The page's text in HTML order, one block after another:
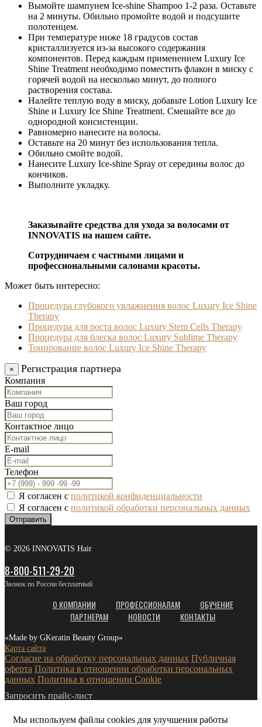
Вымойте шампунем Ice-shine Shampoo 1-2 раза. Оставьте
на 2 минуты. Обильно промойте водой и подсушите
полотенцем.
При температуре ниже 18 градусов состав
кристаллизуется из-за высокого содержания
компонентов. Перед каждым применением Luxury Ice
Shine Treatment необходимо поместить флакон в миску с
горячей водой на несколько минут, до полного
растворения состава.
Налейте теплую воду в миску, добавьте Lotion Luxury Ice
Shine и Luxury Ice Shine Treatment. Смешайте все до
однородной консистенции.
Равномерно нанесите на волосы.
Оставьте на 20 минут без использования тепла.
Обильно смойте водой.
Нанесите Luxury Ice-shine Spray от середины волос до
кончиков.
Выполните укладку.
Заказывайте средства для ухода за волосами от
INNOVATIS на нашем сайте.
Сотрудничаем с частными лицами и
профессиональными салонами красоты.
Может быть интересно:
Процедура глубокого увлажнения волос Luxury Ice Shine
Therapy
Процедура для роста волос Luxury Stem Cells Therapy
Процедура для блеска волос Luxury Sublime Therapy
Тонирование волос Luxury Ice Shine Therapy
× Регистрация партнера
Компания
Ваш город
Контактное лицо
E-mail
Телефон
Я согласен с политикой конфиденциальности
Я согласен с политикой обработки персональных данных
Отправить
© 2026 INNOVATIS Hair
8-800-511-29-20
Звонок по России бесплатный
О КОМПАНИИ ПРОФЕССИОНАЛАМ
ОБУЧЕНИЕ
ПАРТНЕРАМ
НОВОСТИ КОНТАКТЫ
«Made by GKeratin Beauty Group»
Карта сайта
Согласие на обработку персональных данных Публичная
оферта Политика в отношении обработки персональных
данных Политика в отношении Cookie
Запросить прайс-лист
Мы используем файлы cookies для улучшения работы